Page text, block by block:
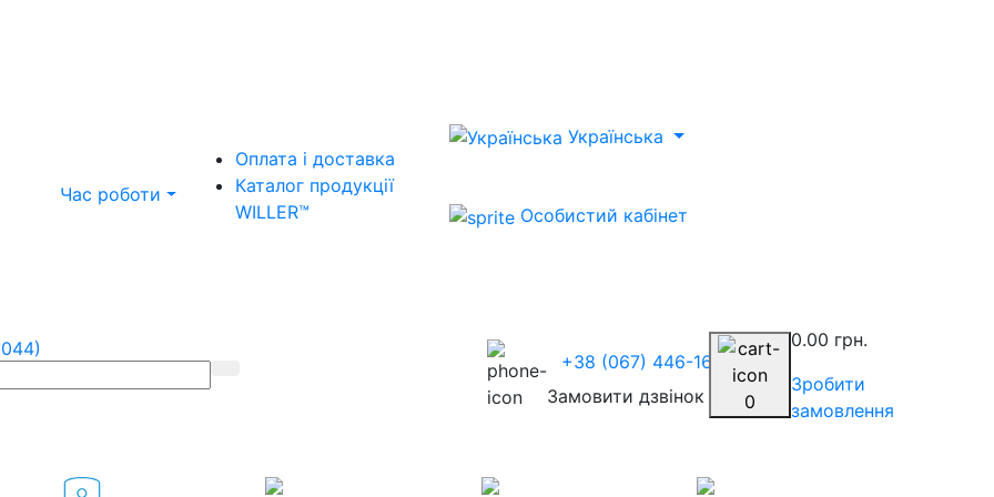
Час роботи
Оплата і доставка
Каталог продукції
WILLER™
Українська
Особистий кабінет
+38 (067) 446-1675
Замовити дзвінок
0
0.00 грн.
Зробити
замовлення